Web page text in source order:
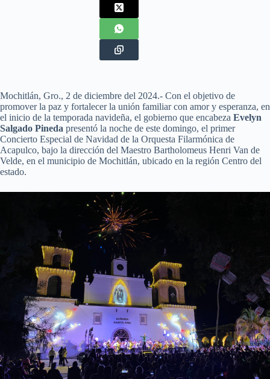
Mochitlán, Gro., 2 de diciembre del 2024.- Con el objetivo de
promover la paz y fortalecer la unión familiar con amor y esperanza, en
el inicio de la temporada navideña, el gobierno que encabeza Evelyn
Salgado Pineda presentó la noche de este domingo, el primer
Concierto Especial de Navidad de la Orquesta Filarmónica de
Acapulco, bajo la dirección del Maestro Bartholomeus Henri Van de
Velde, en el municipio de Mochitlán, ubicado en la región Centro del
estado.